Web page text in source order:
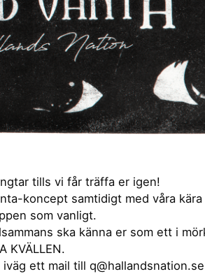
tills vi får träffa er igen!
koncept samtidigt med våra
som vanligt.
ska känna er som ett i
KVÄLLEN.
ett mail till